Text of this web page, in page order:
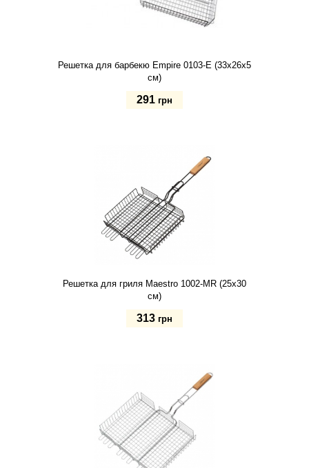
Решетка для барбекю Empire 0103-E (33х26х5
см)
291 грн
Решетка для гриля Maestro 1002-MR (25х30
см)
313 грн